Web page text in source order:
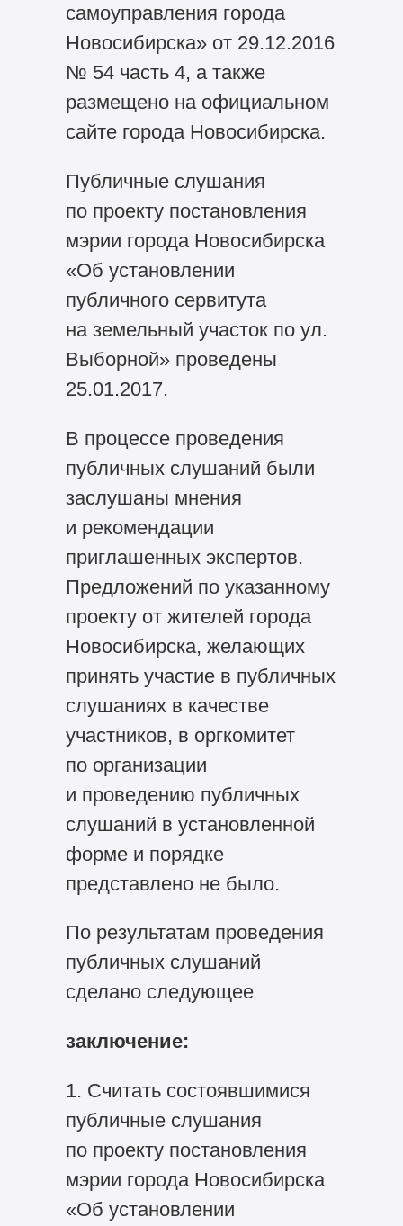
самоуправления города
Новосибирска» от 29.12.2016
№ 54 часть 4, а также
размещено на официальном
сайте города Новосибирска.
Публичные слушания
по проекту постановления
мэрии города Новосибирска
«Об установлении
публичного сервитута
на земельный участок по ул.
Выборной» проведены
25.01.2017.
В процессе проведения
публичных слушаний были
заслушаны мнения
и рекомендации
приглашенных экспертов.
Предложений по указанному
проекту от жителей города
Новосибирска, желающих
принять участие в публичных
слушаниях в качестве
участников, в оргкомитет
по организации
и проведению публичных
слушаний в установленной
форме и порядке
представлено не было.
По результатам проведения
публичных слушаний
сделано следующее
заключение:
1. Считать состоявшимися
публичные слушания
по проекту постановления
мэрии города Новосибирска
«Об установлении